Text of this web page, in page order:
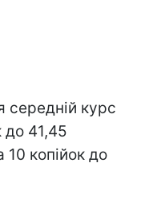
курс
до 41,45
10 копійок до